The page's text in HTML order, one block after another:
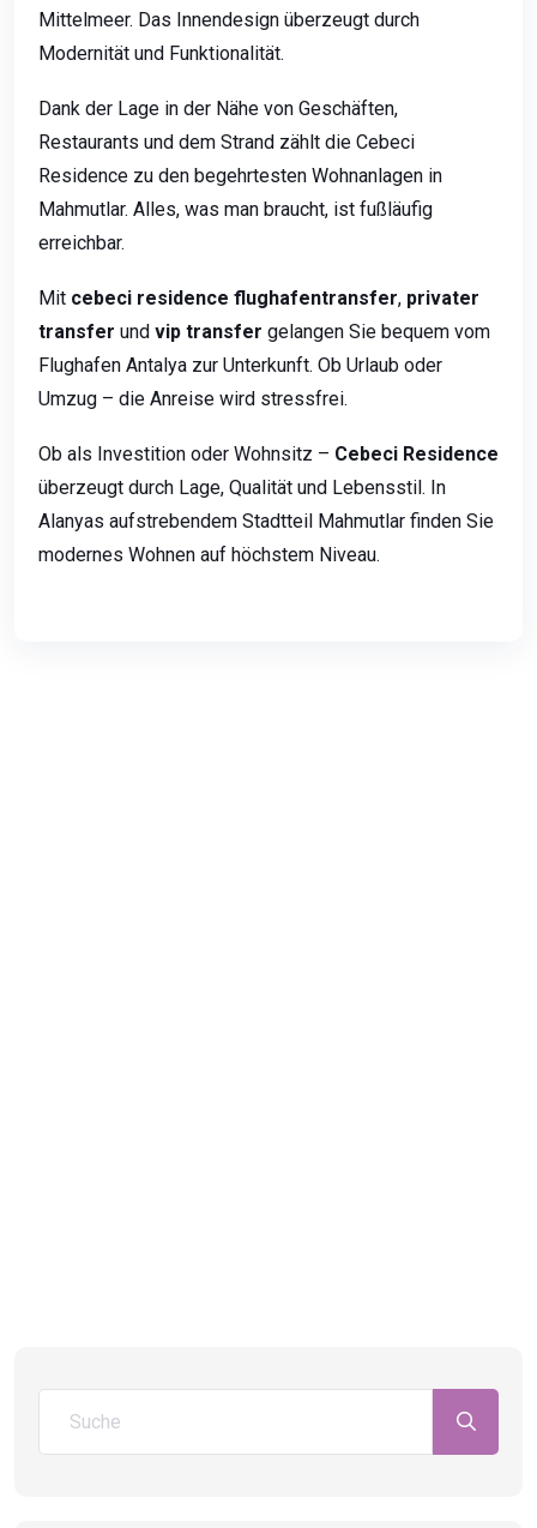
Mittelmeer. Das Innendesign überzeugt durch
Modernität und Funktionalität.
Dank der Lage in der Nähe von Geschäften,
Restaurants und dem Strand zählt die Cebeci
Residence zu den begehrtesten Wohnanlagen in
Mahmutlar. Alles, was man braucht, ist fußläufig
erreichbar.
Mit cebeci residence flughafentransfer, privater
transfer und vip transfer gelangen Sie bequem vom
Flughafen Antalya zur Unterkunft. Ob Urlaub oder
Umzug – die Anreise wird stressfrei.
Ob als Investition oder Wohnsitz – Cebeci Residence
überzeugt durch Lage, Qualität und Lebensstil. In
Alanyas aufstrebendem Stadtteil Mahmutlar finden Sie
modernes Wohnen auf höchstem Niveau.